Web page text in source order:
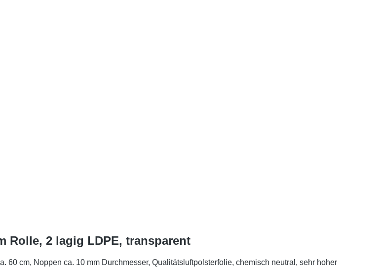
Rolle, 2 lagig LDPE, transparent
cm, Noppen ca. 10 mm Durchmesser, Qualitätsluftpolsterfolie, chemisch neutral, sehr hoher